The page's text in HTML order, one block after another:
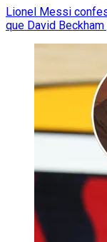
Lionel Messi
que David